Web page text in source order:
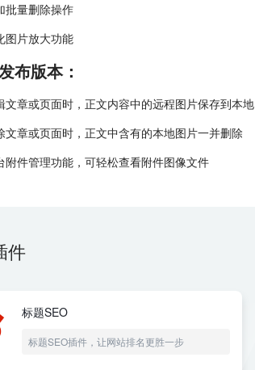
批量删除操作
图片放大功能
布版本：
文章或页面时，正文内容中的远程图片保存到本地
文章或页面时，正文中含有的本地图片一并删除
附件管理功能，可轻松查看附件图像文件
件
标题SEO
标题SEO插件，让网站排名更胜一步